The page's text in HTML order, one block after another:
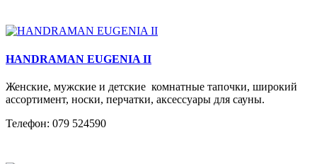
HANDRAMAN EUGENIA II
Женские, мужские и детские комнатные тапочки, широкий
ассортимент, носки, перчатки, аксессуары для сауны.
Телефон: 079 524590